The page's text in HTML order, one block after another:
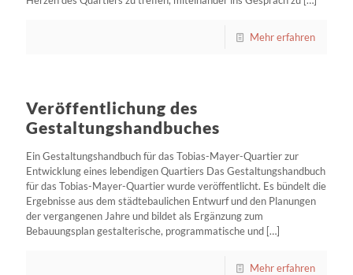
Mehr erfahren
Veröffentlichung des
Gestaltungshandbuches
Ein Gestaltungshandbuch für das Tobias-Mayer-Quartier zur
Entwicklung eines lebendigen Quartiers Das Gestaltungshandbuch
für das Tobias-Mayer-Quartier wurde veröffentlicht. Es bündelt die
Ergebnisse aus dem städtebaulichen Entwurf und den Planungen
der vergangenen Jahre und bildet als Ergänzung zum
Bebauungsplan gestalterische, programmatische und […]
Mehr erfahren